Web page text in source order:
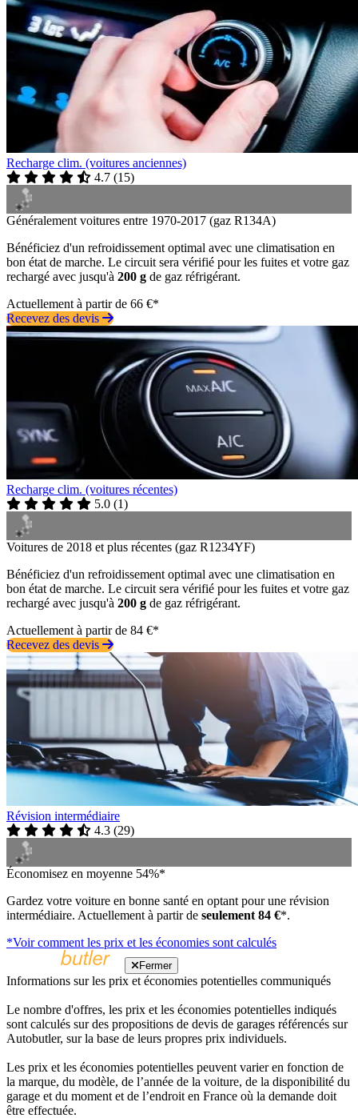
Recharge clim. (voitures anciennes)
4.7 (15)
Généralement voitures entre 1970-2017 (gaz R134A)
Bénéficiez d'un refroidissement optimal avec une climatisation en
bon état de marche. Le circuit sera vérifié pour les fuites et votre gaz
rechargé avec jusqu'à 200 g de gaz réfrigérant.
Actuellement à partir de 66 €*
Recevez des devis
Recharge clim. (voitures récentes)
5.0 (1)
Voitures de 2018 et plus récentes (gaz R1234YF)
Bénéficiez d'un refroidissement optimal avec une climatisation en
bon état de marche. Le circuit sera vérifié pour les fuites et votre gaz
rechargé avec jusqu'à 200 g de gaz réfrigérant.
Actuellement à partir de 84 €*
Recevez des devis
Révision intermédiaire
4.3 (29)
Économisez en moyenne 54%*
Gardez votre voiture en bonne santé en optant pour une révision
intermédiaire. Actuellement à partir de seulement 84 €*.
*Voir comment les prix et les économies sont calculés
Fermer
Informations sur les prix et économies potentielles communiqués
Le nombre d'offres, les prix et les économies potentielles indiqués
sont calculés sur des propositions de devis de garages référencés sur
Autobutler, sur la base de leurs propres prix individuels.
Les prix et les économies potentielles peuvent varier en fonction de
la marque, du modèle, de l’année de la voiture, de la disponibilité du
garage et du moment et de l’endroit en France où la demande doit
être effectuée.